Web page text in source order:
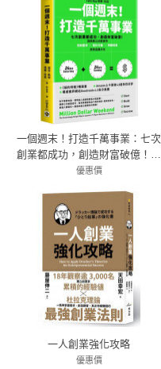
一個週末！打造千萬事業：七次
創業都成功，創造財富破億！超
簡單公式教會你找到需求×設計方
優惠價
一人創業強化攻略
優惠價